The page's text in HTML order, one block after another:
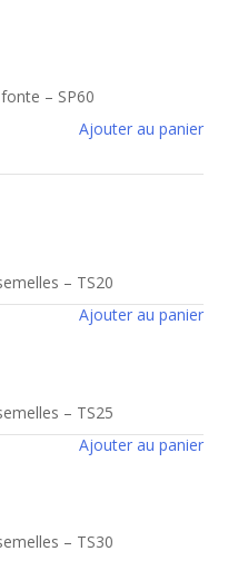
– SP60
Ajouter au panier
– TS20
Ajouter au panier
– TS25
Ajouter au panier
– TS30